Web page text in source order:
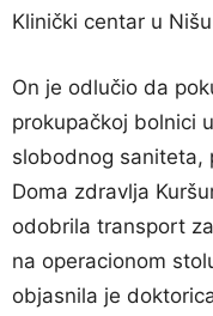
Klinički centar u
On je odlučio da
prokupačkoj bolnici
slobodnog saniteta,
Doma zdravlja
odobrila transport
na operacionom
objasnila je